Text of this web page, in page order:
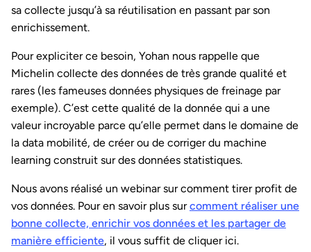
sa collecte jusqu’à sa réutilisation en passant par son
enrichissement.
Pour expliciter ce besoin, Yohan nous rappelle que
Michelin collecte des données de très grande qualité et
rares (les fameuses données physiques de freinage par
exemple). C’est cette qualité de la donnée qui a une
valeur incroyable parce qu’elle permet dans le domaine de
la data mobilité, de créer ou de corriger du machine
learning construit sur des données statistiques.
Nous avons réalisé un webinar sur comment tirer profit de
vos données. Pour en savoir plus surcomment réaliser une
bonne collecte, enrichir vos données et les partager de
manière efficiente, il vous suffit de cliquer ici.